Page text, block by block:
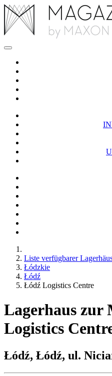
Liste verfügbarer
Łódzkie
Łódź
Łódź Logistics Centre
Lagerhaus zur
Logistics
Łódź, Łódź, ul.